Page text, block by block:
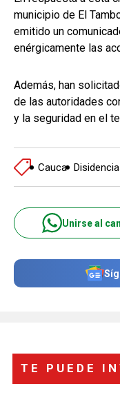
municipio de El
emitido un
enérgicamente las
Además, han
de las autoridades
y la seguridad en el
Cauca
Unirse al
TE PUEDE